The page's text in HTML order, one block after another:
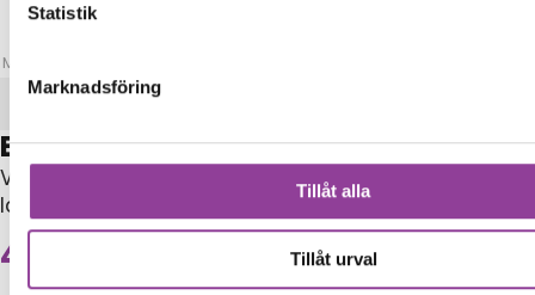
Statistik
Marknadsföring
Tillåt alla
Tillåt urval
Mobiltelefoner
Byte av laddningskontakt
Vid byte av laddningskontakt byts hela
laddmodulen ut.
499,00